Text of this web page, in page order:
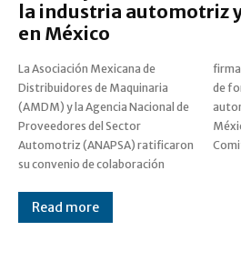
la industria automotriz
en México
La Asociación Mexicana de
Distribuidores de Maquinaria
(AMDM) y la Agencia Nacional de
Proveedores del Sector
Automotriz (ANAPSA) ratificaron
su convenio de colaboración
firmado en 2024, con el objetivo
de fortalecer la industria
automotriz y de maquinaria en
México. Durante la reunión del
Read more